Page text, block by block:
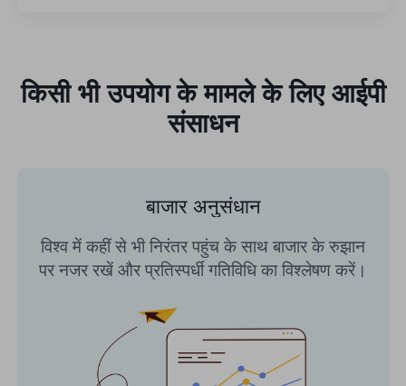
किसी भी उपयोग के मामले के लिए आईपी
संसाधन
बाजार अनुसंधान
विश्व में कहीं से भी निरंतर पहुंच के साथ बाजार के रुझान
पर नजर रखें और प्रतिस्पर्धी गतिविधि का विश्लेषण करें।